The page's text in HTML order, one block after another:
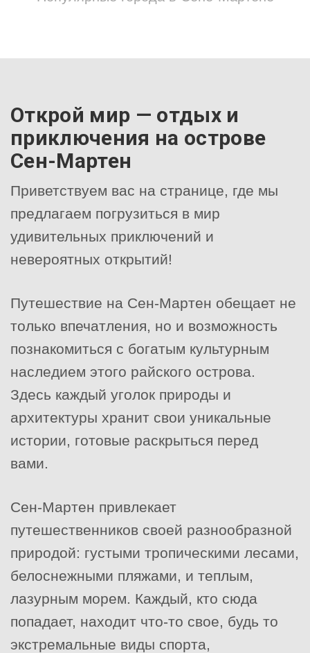
Открой мир — отдых и
приключения на острове
Сен-Мартен
Приветствуем вас на странице, где мы
предлагаем погрузиться в мир
удивительных приключений и
невероятных открытий!
Путешествие на Сен-Мартен обещает не
только впечатления, но и возможность
познакомиться с богатым культурным
наследием этого райского острова.
Здесь каждый уголок природы и
архитектуры хранит свои уникальные
истории, готовые раскрыться перед
вами.
Сен-Мартен привлекает
путешественников своей разнообразной
природой: густыми тропическими лесами,
белоснежными пляжами, и теплым,
лазурным морем. Каждый, кто сюда
попадает, находит что-то свое, будь то
экстремальные виды спорта,